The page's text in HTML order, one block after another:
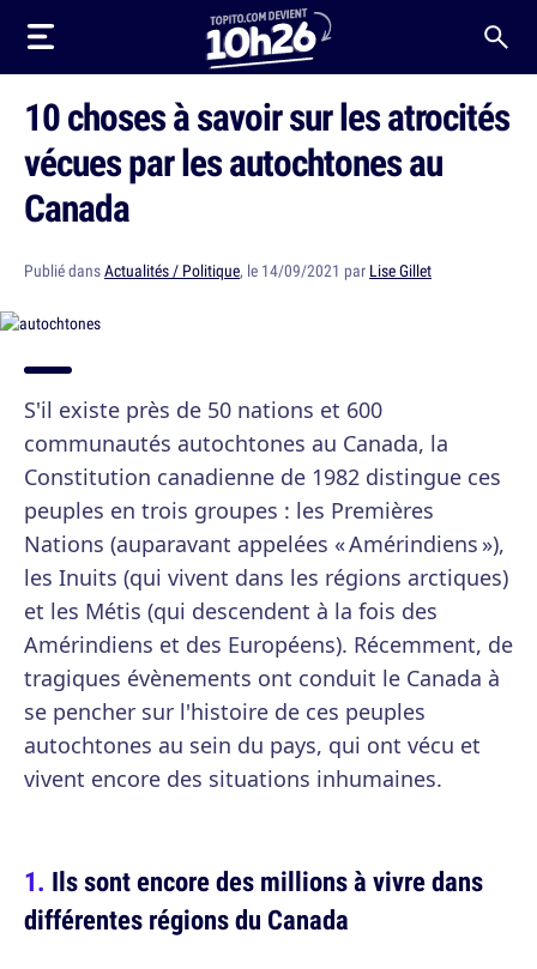
10 choses à savoir sur les atrocités
vécues par les autochtones au
Canada
Publié dansActualités / Politique, le 14/09/2021 par Lise Gillet
S'il existe près de 50 nations et 600
communautés autochtones au Canada, la
Constitution canadienne de 1982 distingue ces
peuples en trois groupes : les Premières
Nations (auparavant appelées « Amérindiens »),
les Inuits (qui vivent dans les régions arctiques)
et les Métis (qui descendent à la fois des
Amérindiens et des Européens). Récemment, de
tragiques évènements ont conduit le Canada à
se pencher sur l'histoire de ces peuples
autochtones au sein du pays, qui ont vécu et
vivent encore des situations inhumaines.
Ils sont encore des millions à vivre dans
différentes régions du Canada